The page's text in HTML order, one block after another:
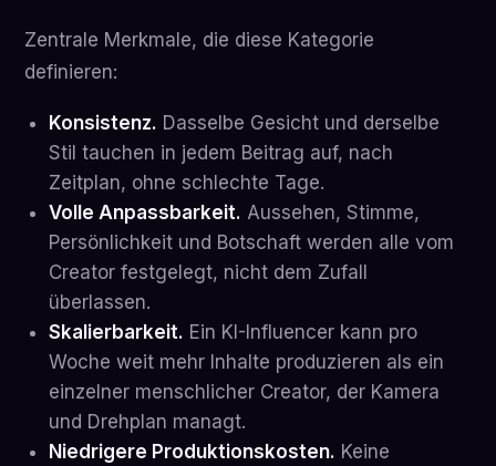
Zentrale Merkmale, die diese Kategorie
definieren:
Konsistenz. Dasselbe Gesicht und derselbe
Stil tauchen in jedem Beitrag auf, nach
Zeitplan, ohne schlechte Tage.
Volle Anpassbarkeit. Aussehen, Stimme,
Persönlichkeit und Botschaft werden alle vom
Creator festgelegt, nicht dem Zufall
überlassen.
Skalierbarkeit. Ein KI-Influencer kann pro
Woche weit mehr Inhalte produzieren als ein
einzelner menschlicher Creator, der Kamera
und Drehplan managt.
Niedrigere Produktionskosten. Keine